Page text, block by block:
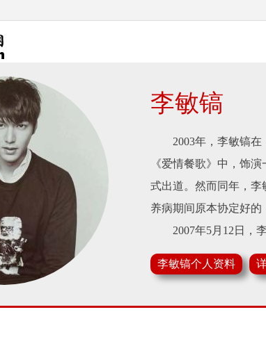
李敏镐
2003年，李敏镐在《
《爱情餐歌》中，饰
式出道。然而同年，李
养病期间原本协定好的
2007年5月12日，李
随着电视剧的播出，
演技。2008年2月24日
李敏镐个人资料